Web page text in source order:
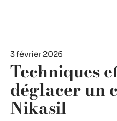
3 février 2026
Techniques
déglacer un
Nikasil